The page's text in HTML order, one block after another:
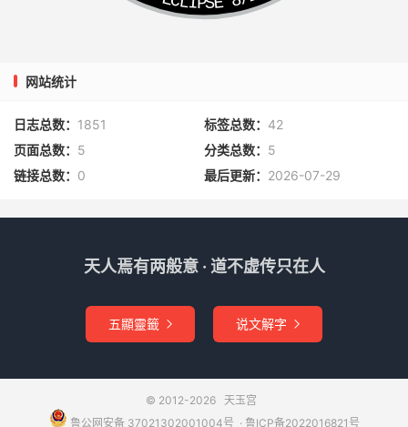
往封神台去了。雷震子获功，回西岐去了。且说闻太师失了
坐骑，自思：不好归国，想吾二十万人马西征，大战叁年有
馀，不料失机，止存败残人马数千，致有片甲无存之诮，连
吾坐骑俱死，门人副将俱绝；又见辛环已死，只影单形，太
失政，致天心不顺，民怨日生，臣空有赤胆忠心，无能回其
身招集败残士卒，迤逦而行，又无粮草，士卒疲乏甚，俱有
卒向前去，借一顿饭充。众人向前观看，果然好个所在。怎
见得？有赞为证：竹篱密密，茅屋重重；参天野树迎门，水
径转牛羊。正是：那食饱鸡豚眠屋角，醉酣邻叟唱歌来。
网站统计
日志总数： 1851 标签总数： 42
页面总数： 5 分类总数： 5
链接总数： 0 最后更新： 2026-07-29
天人焉有两般意 · 道不虚传只在人
五顯靈籤  说文解字 
© 2012-2026 天玉宫
鲁公网安备 37021302001004号 ​​​ · 鲁ICP备2022016821号